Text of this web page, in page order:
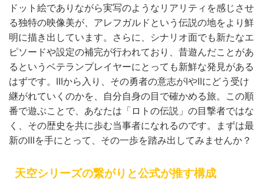
ドット絵でありながら実写のようなリアリティを感じさせ
る独特の映像美が、アレフガルドという伝説の地をより鮮
明に描き出しています。さらに、シナリオ面でも新たなエ
ピソードや設定の補完が行われており、昔遊んだことがあ
るというベテランプレイヤーにとっても新鮮な発見がある
はずです。IIIから入り、その勇者の意志がIやIIにどう受け
継がれていくのかを、自分自身の目で確かめる旅。この順
番で遊ぶことで、あなたは「ロトの伝説」の目撃者ではな
く、その歴史を共に歩む当事者になれるのです。まずは最
新のIIIを手にとって、その一歩を踏み出してみませんか？
天空シリーズの繋がりと公式が推す構成